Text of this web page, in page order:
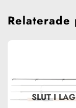
SLUT I